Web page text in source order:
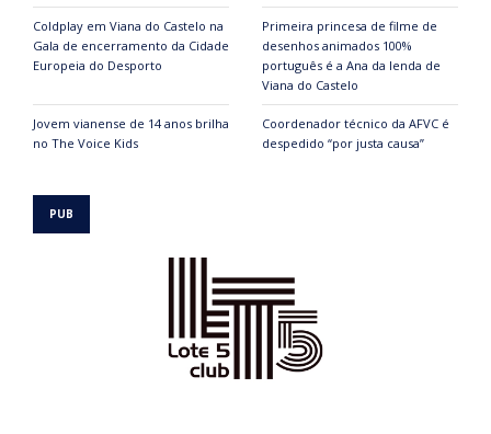
Coldplay em Viana do Castelo na
Gala de encerramento da Cidade
Europeia do Desporto
Primeira princesa de filme de
desenhos animados 100%
português é a Ana da lenda de
Viana do Castelo
Jovem vianense de 14 anos brilha
no The Voice Kids
Coordenador técnico da AFVC é
despedido “por justa causa”